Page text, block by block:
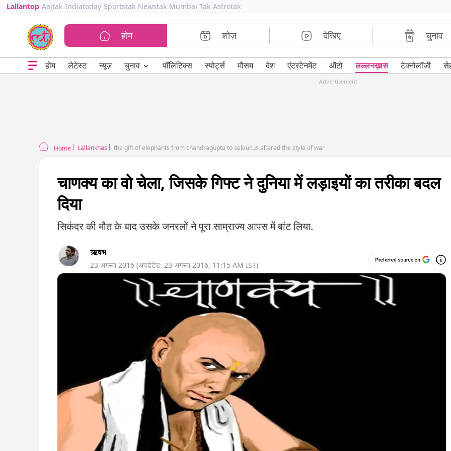
Lallantop Aajtak Indiatoday Sportstak Newstak Mumbai Tak Astrotak
होम शोज़ देखिए चुनाव
होम लेटेस्ट न्यूज़ चुनाव ⌄ पॉलिटिक्स स्पोर्ट्स मौसम देश एंटरटेनमेंट ऑटो लल्लनख़ास टेक्नोलॉजी
Advertisement
Home Lallankhas the gift of elephants from chandragupta to seleucus altered the style of war
चाणक्य का वो चेला, जिसके गिफ्ट ने दुनिया में लड़ाइयों का तरीका बदल
दिया
सिकंदर की मौत के बाद उसके जनरलों ने पूरा साम्राज्य आपस में बांट लिया.
ऋषभ
23 अगस्त 2016 (अपडेटेड: 23 अगस्त 2016, 11:15 AM IST)